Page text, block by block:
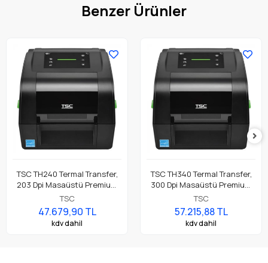
Benzer Ürünler
TSC TH240 Termal Transfer,
203 Dpi Masaüstü Premium
Barkod Etiket Rulo Yazıcı
TSC
47.679,90 TL
kdv dahil
TSC TH340 Termal Transfer,
300 Dpi Masaüstü Premium
Barkod Etiket Rulo Yazıcı
TSC
57.215,88 TL
kdv dahil